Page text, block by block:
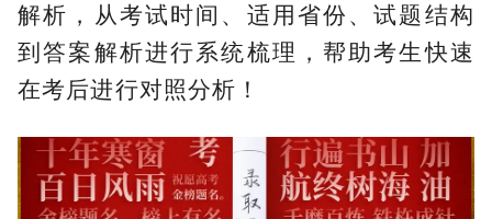
解析，从考试时间、适用省份、试题结构
到答案解析进行系统梳理，帮助考生快速
在考后进行对照分析！